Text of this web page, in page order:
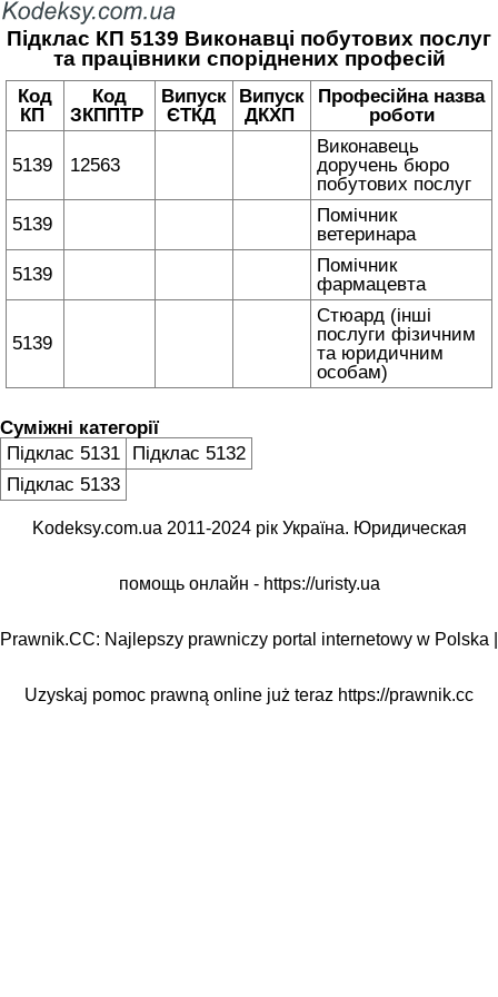
Підклас КП 5139 Виконавці побутових послуг
та працівники споріднених професій
Код
КП
Код
ЗКППТР
Випуск
ЄТКД
Випуск
ДКХП
Професійна назва
роботи
5139 12563
Виконавець
доручень бюро
побутових послуг
5139
Помічник
ветеринара
5139
Помічник
фармацевта
5139
Стюард (інші
послуги фізичним
та юридичним
особам)
Суміжні категорії
Підклас 5131 Підклас 5132
Підклас 5133
Kodeksy.com.ua 2011-2024 рік Україна. Юридическая
помощь онлайн - https://uristy.ua
Prawnik.CC: Najlepszy prawniczy portal internetowy w Polska |
Uzyskaj pomoc prawną online już teraz https://prawnik.cc